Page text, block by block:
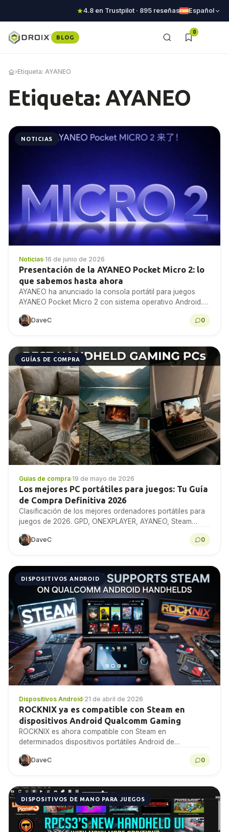
4.8 en Trustpilot · 895 reseñas Español
BLOG
0
›Etiqueta: AYANEO
Etiqueta: AYANEO
NOTICIAS
Noticias·16 de junio de 2026
Presentación de la AYANEO Pocket Micro 2: lo
que sabemos hasta ahora
AYANEO ha anunciado la consola portátil para juegos
AYANEO Pocket Micro 2 con sistema operativo Android.
DaveC 0
GUÍAS DE COMPRA
Guías de compra·19 de mayo de 2026
Los mejores PC portátiles para juegos: Tu Guía
de Compra Definitiva 2026
Clasificación de los mejores ordenadores portátiles para
juegos de 2026. GPD, ONEXPLAYER, AYANEO, Steam
Deck y más, con análisis comparativos, especificaciones
y consejos de...
DaveC 0
DISPOSITIVOS ANDROID
Dispositivos Android·21 de abril de 2026
ROCKNIX ya es compatible con Steam en
dispositivos Android Qualcomm Gaming
ROCKNIX es ahora compatible con Steam en
determinados dispositivos portátiles Android de
Qualcomm, permitiendo juegos nativos de Linux y algunos
juegos de Windows a...
DaveC 0
DISPOSITIVOS DE MANO PARA JUEGOS